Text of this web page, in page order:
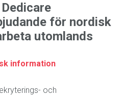
för nordisk
utomlands
information
och